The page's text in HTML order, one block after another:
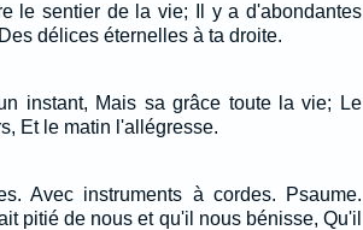
le sentier de la vie; Il y a d'abondantes
délices éternelles à ta droite.
instant, Mais sa grâce toute la vie; Le
Et le matin l'allégresse.
Avec instruments à cordes. Psaume.
pitié de nous et qu'il nous bénisse, Qu'il